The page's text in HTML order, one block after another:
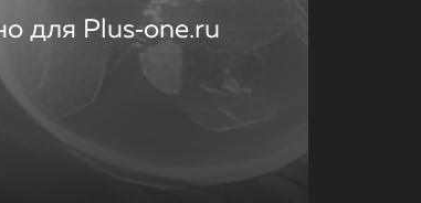
для Plus‑one.ru